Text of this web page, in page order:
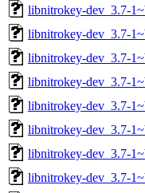
libnitrokey-dev_3.7-
libnitrokey-dev_3.7-
libnitrokey-dev_3.7-
libnitrokey-dev_3.7-
libnitrokey-dev_3.7-
libnitrokey-dev_3.7-
libnitrokey-dev_3.7-
libnitrokey-dev_3.7-